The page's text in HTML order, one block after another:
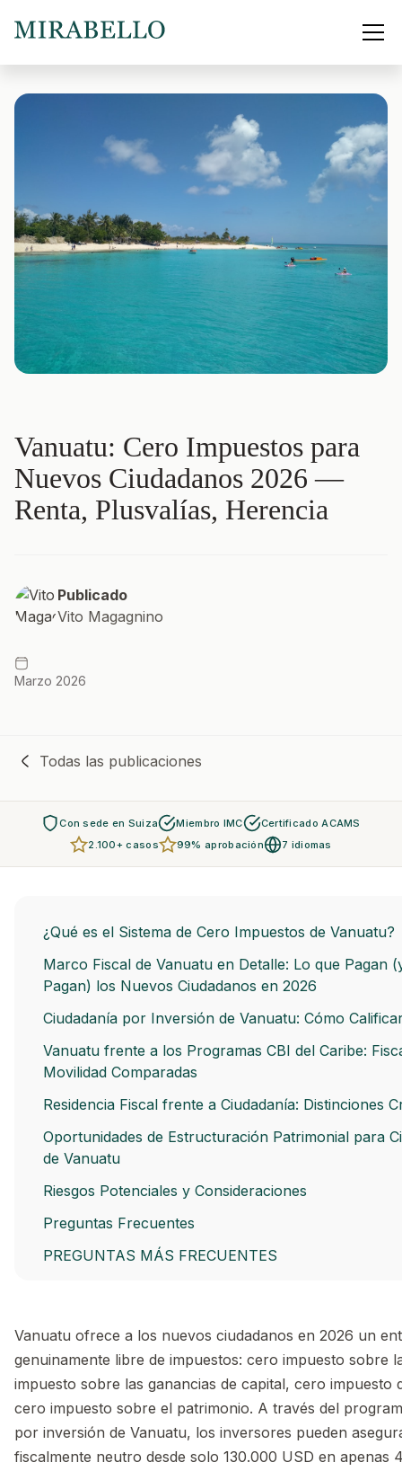
Vanuatu: Cero Impuestos para
Nuevos Ciudadanos 2026 —
Renta, Plusvalías, Herencia
Publicado
Vito Magagnino
Marzo 2026
Todas las publicaciones
Con sede en Suiza Miembro IMC
Certificado ACAMS
2.100+ casos
99% aprobación 7 idiomas
¿Qué es el Sistema de Cero Impuestos de Vanuatu?
Marco Fiscal de Vanuatu en Detalle: Lo que Pagan
Pagan) los Nuevos Ciudadanos en 2026
Ciudadanía por Inversión de Vanuatu: Cómo
Vanuatu frente a los Programas CBI del Caribe:
Movilidad Comparadas
Residencia Fiscal frente a Ciudadanía: Distinciones
Oportunidades de Estructuración Patrimonial para
de Vanuatu
Riesgos Potenciales y Consideraciones
Preguntas Frecuentes
PREGUNTAS MÁS FRECUENTES
Vanuatu ofrece a los nuevos ciudadanos en 2026 un
genuinamente libre de impuestos: cero impuesto sobre
impuesto sobre las ganancias de capital, cero impuesto
cero impuesto sobre el patrimonio. A través del
por inversión de Vanuatu, los inversores pueden
fiscalmente neutro desde solo 130.000 USD en apenas